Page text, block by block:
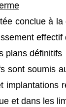
conclue à
plans définitifs
sont soumis
implantations
et dans les